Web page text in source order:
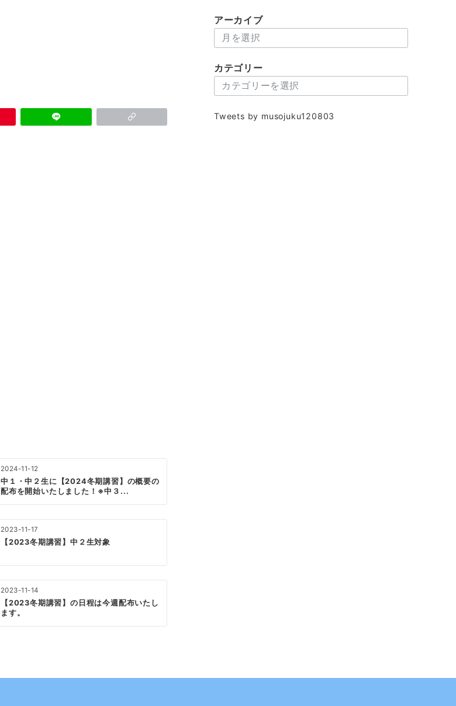
2024-11-12
中１・中２生に【2024冬期講習】の概要の
配布を開始いたしました！※中３...
2023-11-17
【2023冬期講習】中２生対象
2023-11-14
【2023冬期講習】の日程は今週配布いたし
ます。
アーカイブ
ー
イ
カテゴリー
テ
リ
Tweets by musojuku120803